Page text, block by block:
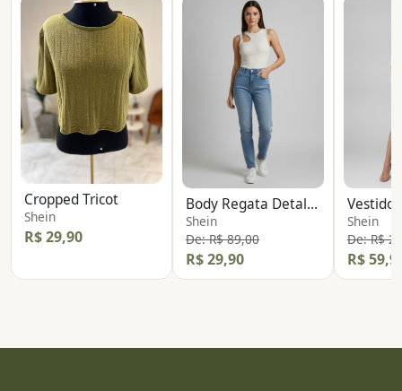
Cropped Tricot
Shein
R$ 29,90
Body Regata Detalhe Ombro
Shein
De: R$ 89,00
R$ 29,90
Shein
De: R$
R$